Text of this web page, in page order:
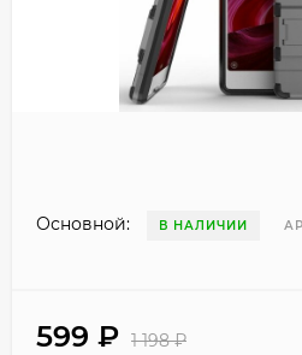
Основной: В НАЛИЧИИ
599 ₽ 1 198₽